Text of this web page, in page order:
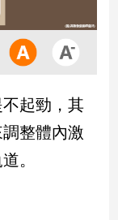
起勁，其
整體內激
。